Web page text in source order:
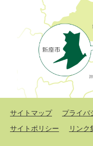
サイトマップ プライバ
サイトポリシー
リンク